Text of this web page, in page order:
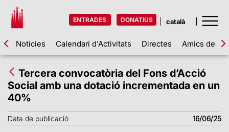
ENTRADES DONATIUS
Notícies Calendari d'Activitats Directes Amics de la
Tercera convocatòria del Fons d’Acció
Social amb una dotació incrementada en un
40%
Data de publicació 16/06/25